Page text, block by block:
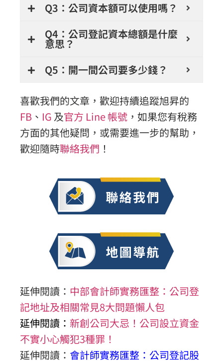
Q3：公司資本額可以使用嗎？
Q4：公司登記資本總額是什麼
意思？
Q5：開一間公司要多少錢？
喜歡我們的文章，歡迎持續追蹤旭昇的
FB 、 IG 及官方 Line 帳號 ，如果您有稅務
方面的其他疑問，或需要進一步的幫助，
歡迎隨時聯絡我們 ！
延伸閱讀： 中部會計師實務匯整：公司登
記地址及相關常見8大問題懶人包
延伸閱讀： 新創公司大忌！公司設立資金
不實小心觸犯3種罪！
延伸閱讀： 會計師實務匯整：公司登記股